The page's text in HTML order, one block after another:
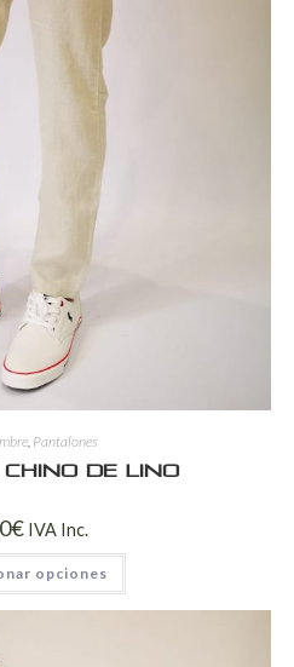
, Pantalones
de lino
€ IVA Inc.
opciones